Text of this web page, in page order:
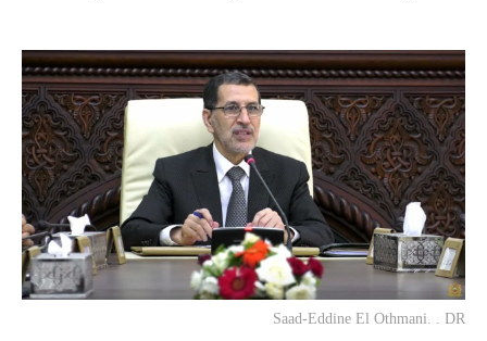
Saad-Eddine El Othmani. . DR